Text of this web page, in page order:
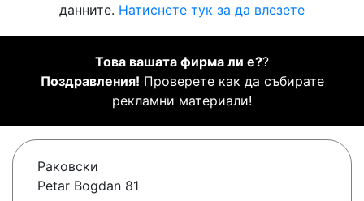
данните. Натиснете тук за да влезете
Това вашата фирма ли е??
Поздравления! Проверете как да събирате
рекламни материали!
Раковски
Petar Bogdan 81